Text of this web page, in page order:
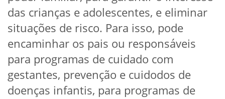
das crianças e adolescentes, e eliminar
situações de risco. Para isso, pode
encaminhar os pais ou responsáveis
para programas de cuidado com
gestantes, prevenção e cuidodos de
doenças infantis, para programas de